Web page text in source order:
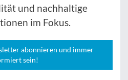
und nachhaltige
im Fokus.
abonnieren und immer
sein!